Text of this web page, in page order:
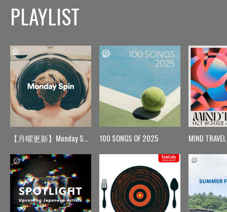
PLAYLIST
【月曜更新】Monday Spin 100 SONGS OF 2025 MIND TRAVEL